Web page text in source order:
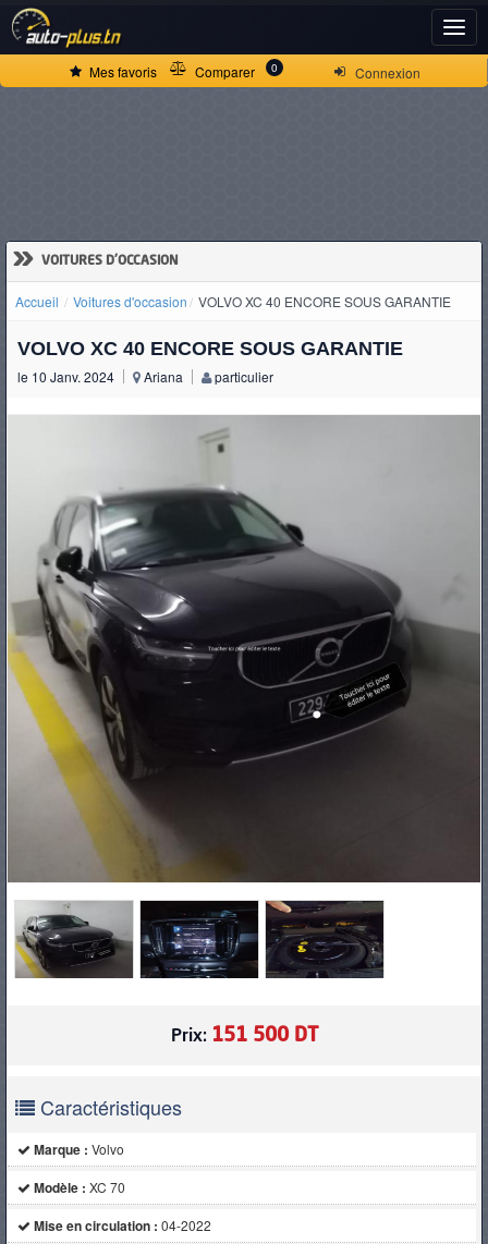
Connexion
Mes favoris Comparer 0
» VOITURES D'OCCASION
Accueil Voitures d'occasion VOLVO XC 40 ENCORE SOUS GARANTIE
VOLVO XC 40 ENCORE SOUS GARANTIE
le 10 Janv. 2024 Ariana particulier
Prix: 151 500 DT
Caractéristiques
Marque : Volvo
Modèle : XC 70
Mise en circulation : 04-2022
ACCUEIL
D'OCCASION
PNEUS